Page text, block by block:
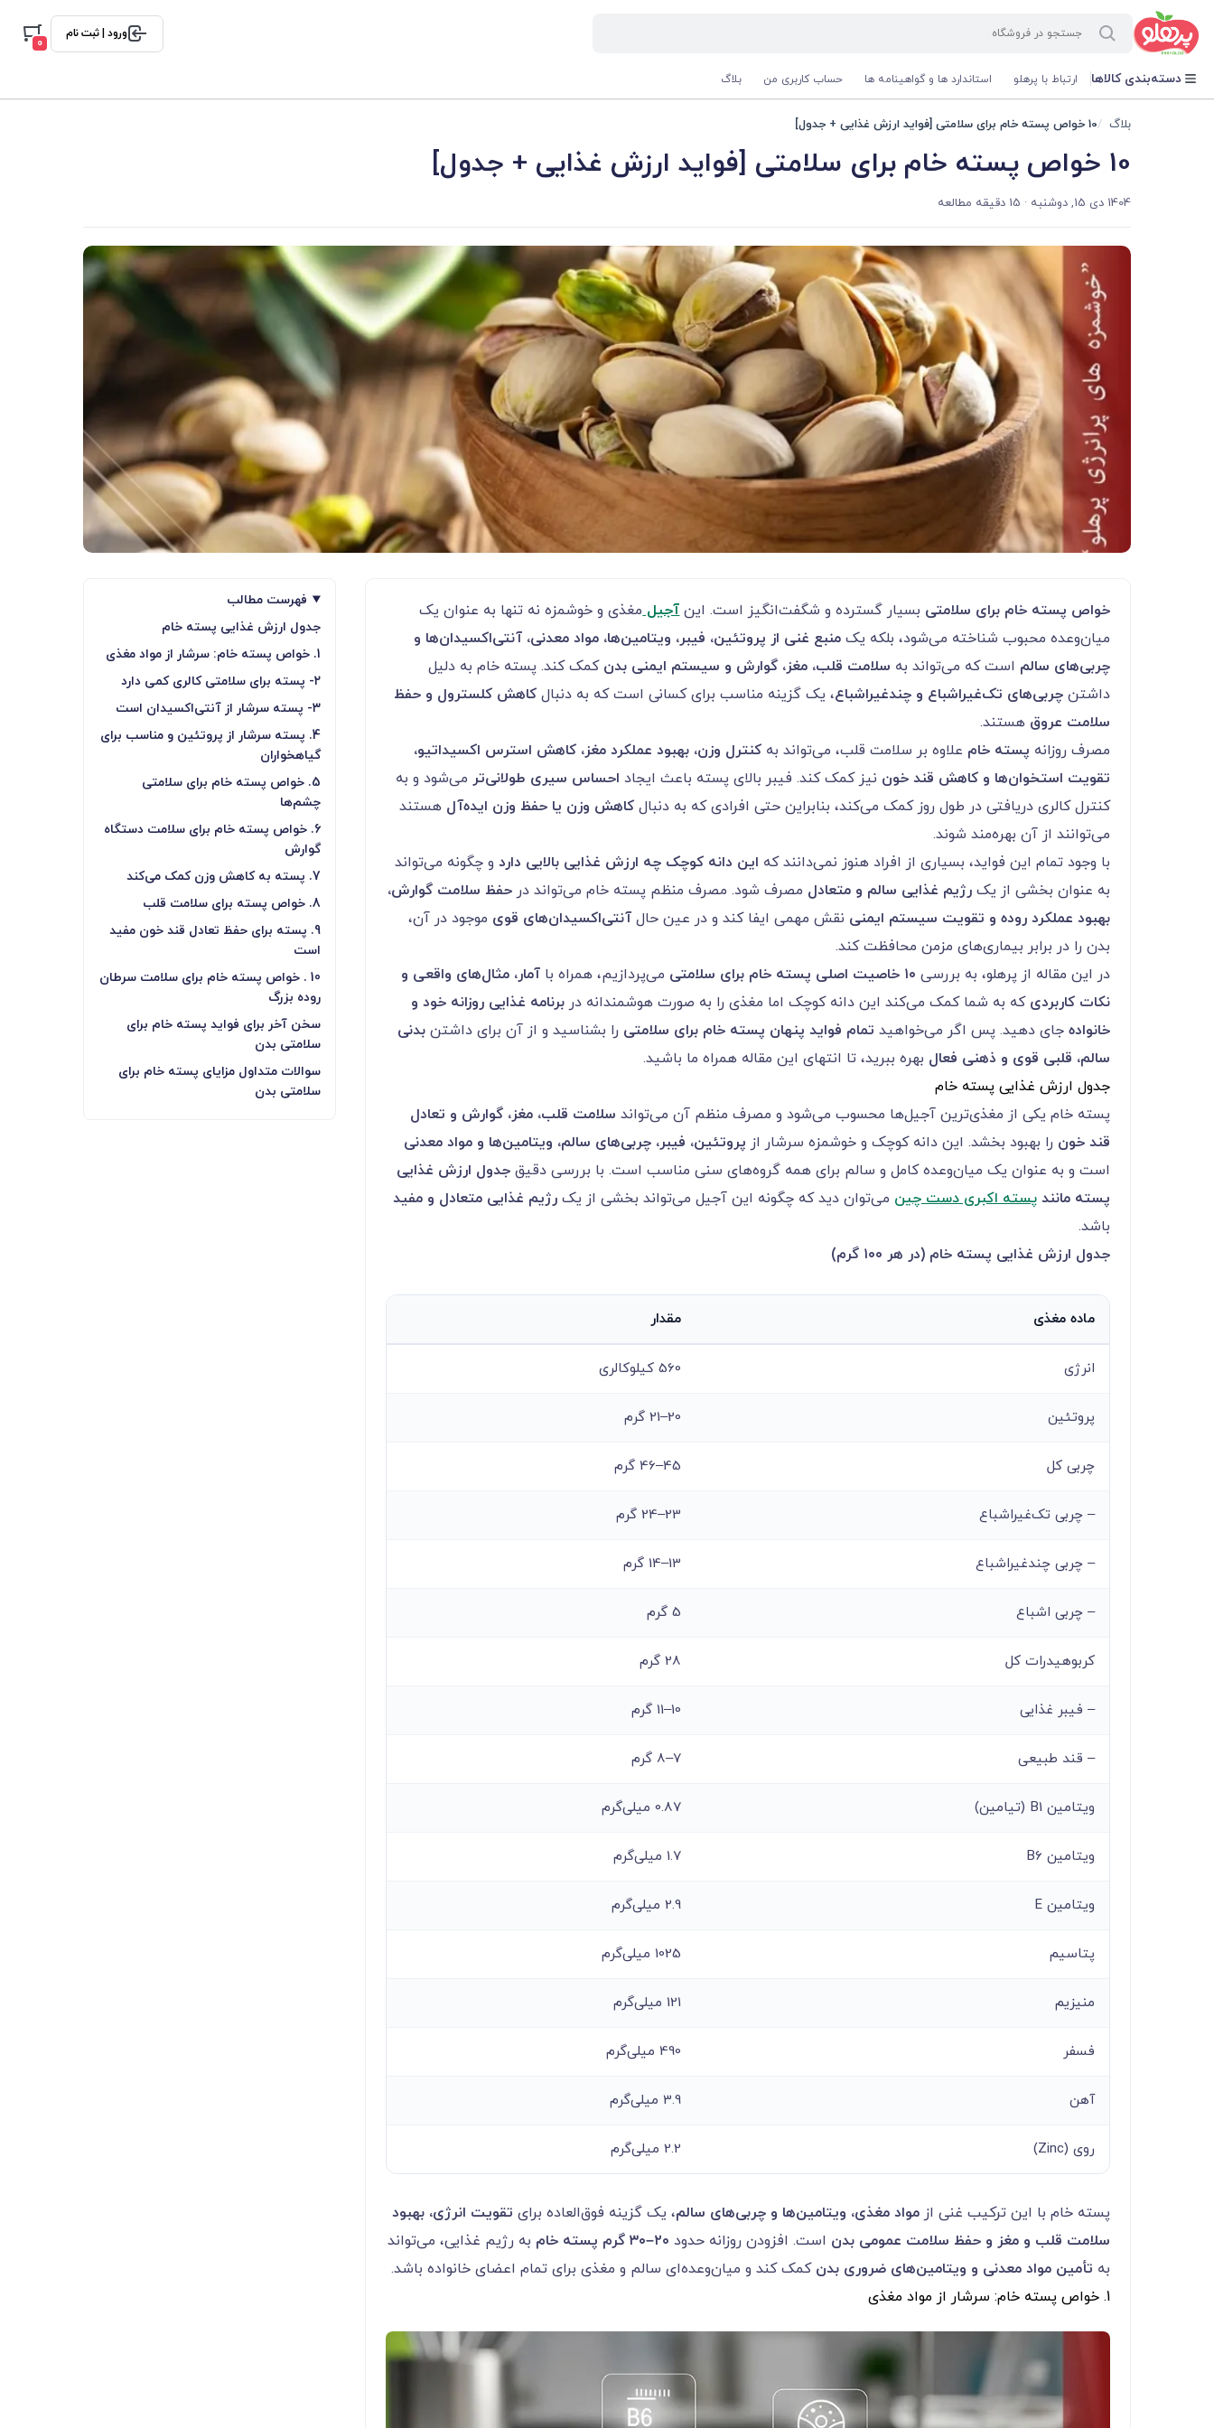
ورود | ثبت نام
0
دسته‌بندی کالاها ارتباط با پرهلو استاندارد ها و گواهینامه ها حساب کاربری من بلاگ
بلاگ 10 خواص پسته خام برای سلامتی [فواید ارزش غذایی + جدول]
10 خواص پسته خام برای سلامتی [فواید ارزش غذایی + جدول]
1404 دی 15, دوشنبه · 15 دقیقه مطالعه
خواص پسته خام برای سلامتی بسیار گسترده و شگفت‌انگیز است. اینآجیلمغذی و خوشمزه نه تنها به عنوان یک
میان‌وعده محبوب شناخته می‌شود، بلکه یک منبع غنی از پروتئین، فیبر، ویتامین‌ها، مواد معدنی، آنتی‌اکسیدان‌ها و
چربی‌های سالم است که می‌تواند به سلامت قلب، مغز، گوارش و سیستم ایمنی بدن کمک کند. پسته خام به دلیل
داشتن چربی‌های تک‌غیراشباع و چندغیراشباع، یک گزینه مناسب برای کسانی است که به دنبال کاهش کلسترول و حفظ
سلامت عروق هستند.
مصرف روزانه پسته خام علاوه بر سلامت قلب، می‌تواند به کنترل وزن، بهبود عملکرد مغز، کاهش استرس اکسیداتیو،
تقویت استخوان‌ها و کاهش قند خون نیز کمک کند. فیبر بالای پسته باعث ایجاد احساس سیری طولانی‌تر می‌شود و به
کنترل کالری دریافتی در طول روز کمک می‌کند، بنابراین حتی افرادی که به دنبال کاهش وزن یا حفظ وزن ایده‌آل هستند
می‌توانند از آن بهره‌مند شوند.
با وجود تمام این فواید، بسیاری از افراد هنوز نمی‌دانند که این دانه کوچک چه ارزش غذایی بالایی داردو چگونه می‌تواند
به عنوان بخشی از یک رژیم غذایی سالم و متعادل مصرف شود. مصرف منظم پسته خام می‌تواند در حفظ سلامت گوارش،
بهبود عملکرد روده و تقویت سیستم ایمنی نقش مهمی ایفا کند و در عین حال آنتی‌اکسیدان‌های قوی موجود در آن،
بدن را در برابر بیماری‌های مزمن محافظت کند.
در این مقاله از پرهلو، به بررسی ۱۰ خاصیت اصلی پسته خام برای سلامتی می‌پردازیم، همراه با آمار، مثال‌های واقعی و
نکات کاربردی که به شما کمک می‌کند این دانه کوچک اما مغذی را به صورت هوشمندانه در برنامه غذایی روزانه خود و
خانوادهجای دهید. پس اگر می‌خواهید تمام فواید پنهان پسته خام برای سلامتی را بشناسید و از آن برای داشتن بدنی
سالم، قلبی قوی و ذهنی فعال بهره ببرید، تا انتهای این مقاله همراه ما باشید.
جدول ارزش غذایی پسته خام
پسته خام یکی از مغذی‌ترین آجیل‌ها محسوب می‌شود و مصرف منظم آن می‌تواند سلامت قلب، مغز، گوارش و تعادل
قند خون را بهبود بخشد. این دانه کوچک و خوشمزه سرشار از پروتئین، فیبر، چربی‌های سالم، ویتامین‌ها و مواد معدنی
است و به عنوان یک میان‌وعده کامل و سالم برای همه گروه‌های سنی مناسب است. با بررسی دقیق جدول ارزش غذایی
پسته مانند پسته اکبری دست چین می‌توان دید که چگونه این آجیل می‌تواند بخشی از یک رژیم غذایی متعادل و مفید
باشد.
جدول ارزش غذایی پسته خام (در هر ۱۰۰ گرم)
ماده مغذی مقدار
انرژی 560 کیلوکالری
پروتئین 20–21 گرم
چربی کل 45–46 گرم
– چربی تک‌غیراشباع 23–24 گرم
– چربی چندغیراشباع 13–14 گرم
– چربی اشباع 5 گرم
کربوهیدرات کل 28 گرم
– فیبر غذایی 10–11 گرم
– قند طبیعی 7–8 گرم
ویتامین B1 (تیامین) 0.87 میلی‌گرم
ویتامین B6 1.7 میلی‌گرم
ویتامین E 2.9 میلی‌گرم
پتاسیم 1025 میلی‌گرم
منیزیم 121 میلی‌گرم
فسفر 490 میلی‌گرم
آهن 3.9 میلی‌گرم
روی (Zinc) 2.2 میلی‌گرم
پسته خام با این ترکیب غنی از مواد مغذی، ویتامین‌ها و چربی‌های سالم، یک گزینه فوق‌العاده برای تقویت انرژی، بهبود
سلامت قلب و مغز و حفظ سلامت عمومی بدن است. افزودن روزانه حدود ۲۰–۳۰ گرم پسته خام به رژیم غذایی، می‌تواند
به تأمین مواد معدنی و ویتامین‌های ضروری بدن کمک کند و میان‌وعده‌ای سالم و مغذی برای تمام اعضای خانواده باشد.
1. خواص پسته خام: سرشار از مواد مغذی
فهرست مطالب
جدول ارزش غذایی پسته خام
1. خواص پسته خام: سرشار از مواد مغذی
۲- پسته برای سلامتی کالری کمی دارد
۳- پسته سرشار از آنتی‌اکسیدان است
4. پسته سرشار از پروتئین و مناسب برای
گیاهخواران
5. خواص پسته خام برای سلامتی
چشم‌ها
6. خواص پسته خام برای سلامت دستگاه
گوارش
7. پسته به کاهش وزن کمک می‌کند
8. خواص پسته برای سلامت قلب
9. پسته برای حفظ تعادل قند خون مفید
است
10 . خواص پسته خام برای سلامت سرطان
روده بزرگ
سخن آخر برای فواید پسته خام برای
سلامتی بدن
سوالات متداول مزایای پسته خام برای
سلامتی بدن